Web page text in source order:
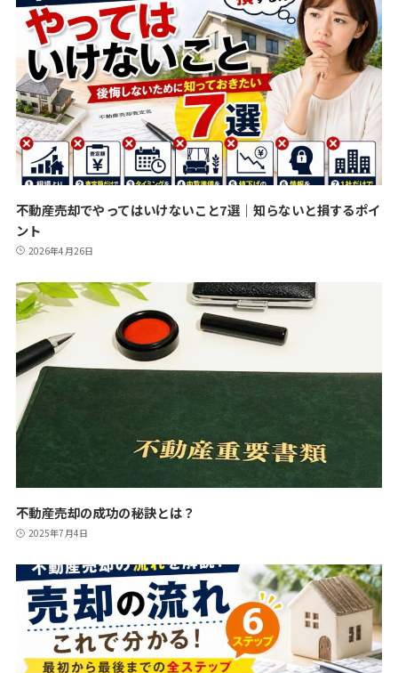
不動産売却でやってはいけないこと7選｜知らないと損するポイ
ント
2026年4月26日
不動産売却の成功の秘訣とは？
2025年7月4日